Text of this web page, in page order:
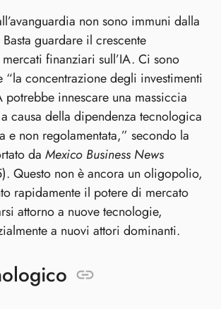
non sono immuni dalla
guardare il crescente
finanziari sull’IA. Ci sono
“la concentrazione degli investimenti
innescare una massiccia
causa della dipendenza tecnologica
e non regolamentata,” secondo la
da Mexico Business News
Questo non è ancora un oligopolio,
rapidamente il potere di mercato
attorno a nuove tecnologie,
a nuovi attori dominanti.